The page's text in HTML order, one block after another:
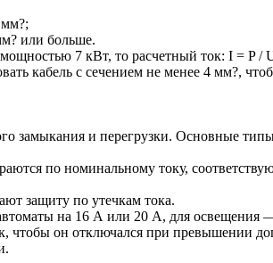
мм?;
или больше.
7 кВт, то расчетный ток: I = P /
кабель с сечением не менее 4 мм?,
замыкания и перегрузки. Основные
по номинальному току,
защиту по утечкам тока.
на 16 А или 20 А, для
чтобы он отключался при превышении